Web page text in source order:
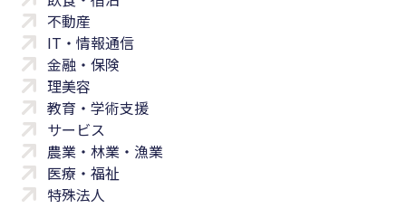
不動産
IT・情報通信
金融・保険
理美容
教育・学術支援
サービス
農業・林業・漁業
医療・福祉
特殊法人